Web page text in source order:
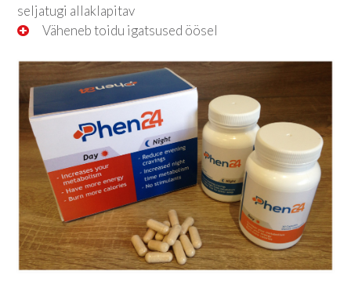
seljatugi allaklapitav
Väheneb toidu igatsused öösel